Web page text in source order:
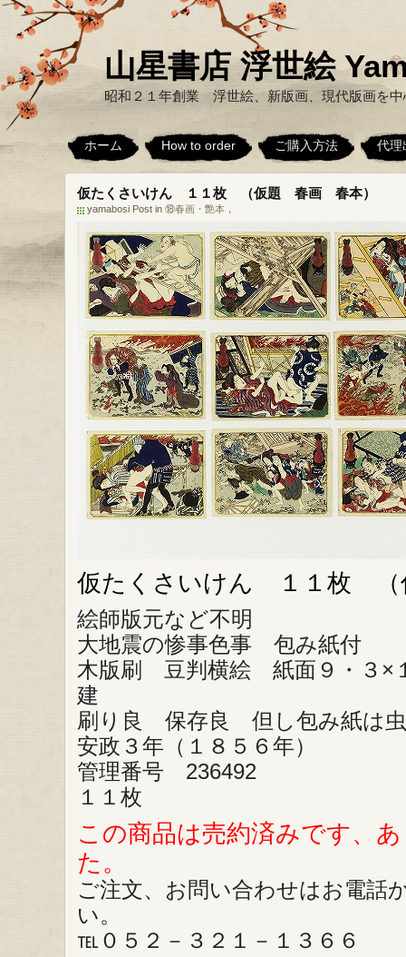
山星書店 浮世絵
昭和２１年創業 浮世絵、新版画、現代版画を
ホーム How to order ご購入方法 代理
仮たくさいけん １１枚 （仮題 春画 春本）
yamabosi Post in ⑱春画・艶本 ，
仮たくさいけん １１枚
絵師版元など不明
大地震の惨事色事 包み紙付
木版刷 豆判横絵 紙面９・３×
建
刷り良 保存良 但し包み紙は
安政３年（１８５６年）
管理番号 236492
１１枚
この商品は売約済みです、
た。
ご注文、お問い合わせはお電話
い。
℡０５２－３２１－１３６６